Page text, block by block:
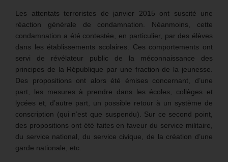
Les attentats terroristes de janvier 2015 ont suscité une
réaction générale de condamnation. Néanmoins, cette
condamnation a été contestée, en particulier, par des élèves
dans les établissements scolaires. Ces comportements ont
servi de révélateur public de la méconnaissance des
principes de la République par une fraction de la jeunesse.
Des propositions ont alors été émises concernant, d’une
part, les mesures à prendre dans les écoles, collèges et
lycées et, d’autre part, un possible retour à un système de
conscription (qui n’est que suspendu). Sur ce second point,
des propositions ont été faites en faveur du service militaire,
du service national, du service civique, de la création d’une
garde nationale, etc.